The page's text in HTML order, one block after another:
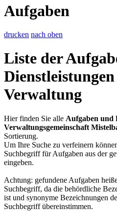
Aufgaben
drucken nach oben
Liste der
Verwaltung
Hier finden Sie alle Aufgaben und
Verwaltungsgemeinschaft
Sortierung.
Um Ihre Suche zu verfeinern
Suchbegriff für Aufgaben aus der
eingeben.
Achtung: gefundene Aufgaben
Suchbegriff, da die behördliche
ist und synonyme Bezeichnungen
Suchbegriff übereinstimmen.